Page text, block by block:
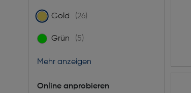
Gold (26)
gewählt: Derzeit gefiltert nach Farbe: Gold
Grün (5)
Filtern nach Farbe: Grün
Mehr anzeigen
Online anprobieren